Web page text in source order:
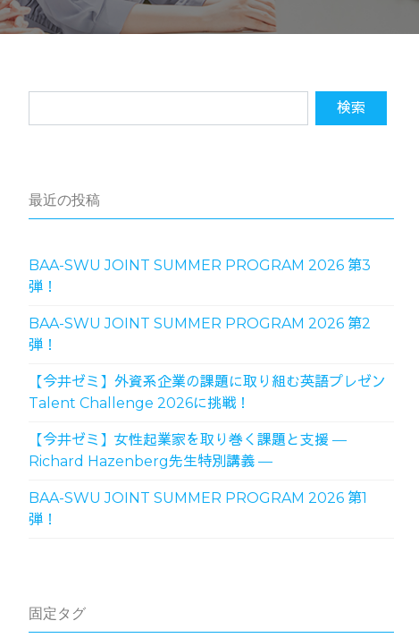
最近の投稿
BAA-SWU JOINT SUMMER PROGRAM 2026 第3
弾！
BAA-SWU JOINT SUMMER PROGRAM 2026 第2
弾！
【今井ゼミ】外資系企業の課題に取り組む英語プレゼン
Talent Challenge 2026に挑戦！
【今井ゼミ】女性起業家を取り巻く課題と支援 ―
Richard Hazenberg先生特別講義 ―
BAA-SWU JOINT SUMMER PROGRAM 2026 第1
弾！
固定タグ